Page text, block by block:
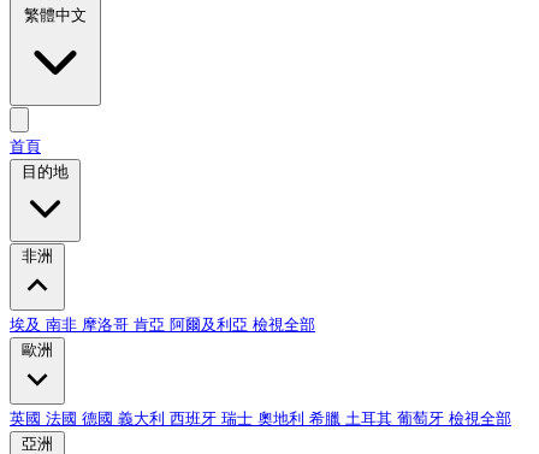
繁體中文
首頁
目的地
非洲
埃及 南非 摩洛哥 肯亞 阿爾及利亞 檢視全部
歐洲
英國 法國 德國 義大利 西班牙 瑞士 奧地利 希臘 土耳其 葡萄牙 檢視全部
亞洲